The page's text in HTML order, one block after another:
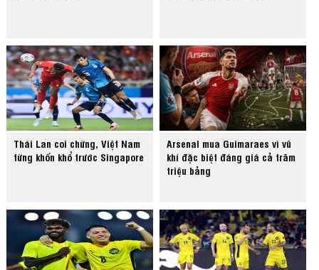
Thái Lan coi chừng, Việt Nam
từng khốn khổ trước Singapore
Arsenal mua Guimaraes vì vũ
khí đặc biệt đáng giá cả trăm
triệu bảng